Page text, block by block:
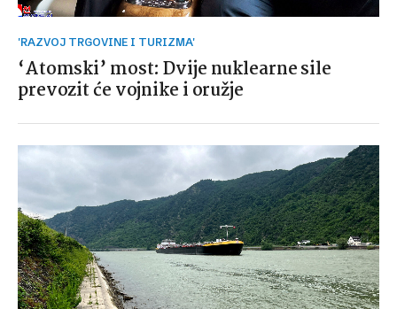
'RAZVOJ TRGOVINE I TURIZMA'
‘Atomski’ most: Dvije nuklearne sile
prevozit će vojnike i oružje